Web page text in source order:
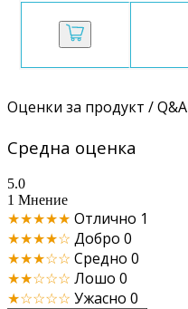
Оценки за продукт / Q&A
Средна оценка
5.0
1 Мнение
★★★★★ Отлично 1
★★★★☆ Добро 0
★★★☆☆ Средно 0
★★☆☆☆ Лошо 0
★☆☆☆☆ Ужасно 0